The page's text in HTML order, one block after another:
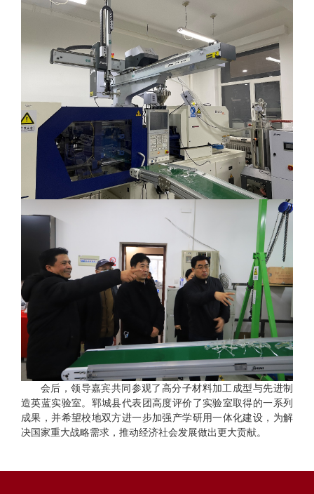
会后，领导嘉宾共同参观了高分子材料加工成型与先进制
造英蓝实验室。郓城县代表团高度评价了实验室取得的一系列
成果，并希望校地双方进一步加强产学研用一体化建设，为解
决国家重大战略需求，推动经济社会发展做出更大贡献。